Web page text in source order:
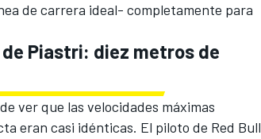
de carrera ideal- completamente para
Piastri: diez metros de
ver que las velocidades máximas
eran casi idénticas. El piloto de Red Bull